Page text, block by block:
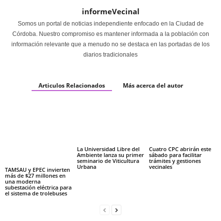
informeVecinal
Somos un portal de noticias independiente enfocado en la Ciudad de
Córdoba. Nuestro compromiso es mantener informada a la población con
información relevante que a menudo no se destaca en las portadas de los
diarios tradicionales
Articulos Relacionados Más acerca del autor
TAMSAU y EPEC invierten
más de $27 millones en
una moderna
subestación eléctrica para
el sistema de trolebuses
La Universidad Libre del
Ambiente lanza su primer
seminario de Viticultura
Urbana
Cuatro CPC abrirán este
sábado para facilitar
trámites y gestiones
vecinales